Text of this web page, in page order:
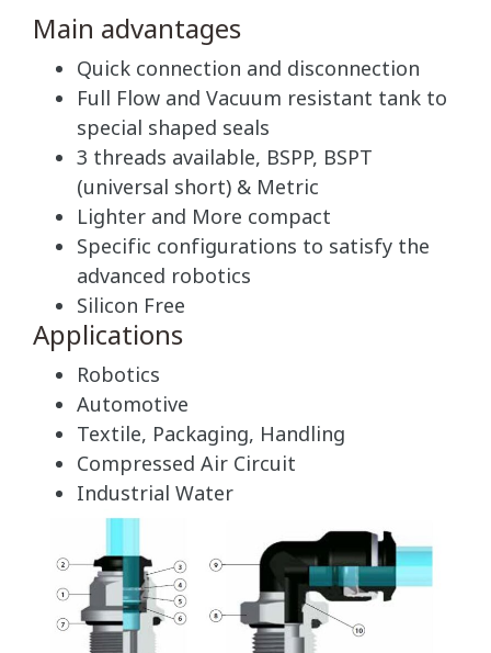
Main advantages
Quick connection and disconnection
Full Flow and Vacuum resistant tank to
special shaped seals
3 threads available, BSPP, BSPT
(universal short) & Metric
Lighter and More compact
Specific configurations to satisfy the
advanced robotics
Silicon Free
Applications
Robotics
Automotive
Textile, Packaging, Handling
Compressed Air Circuit
Industrial Water